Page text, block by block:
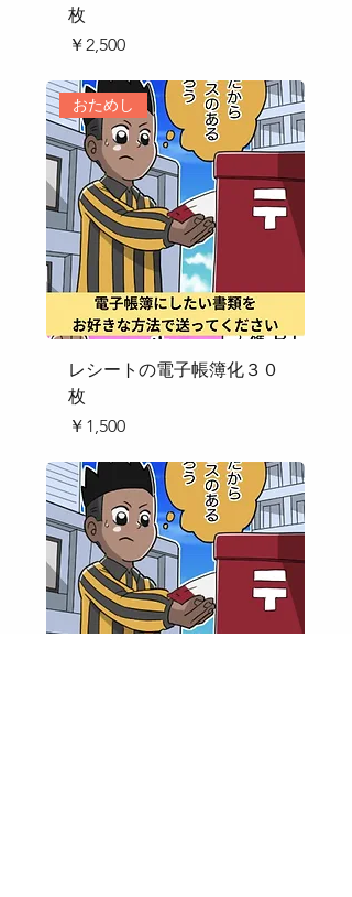
枚
価格
￥2,500
おためし
レシートの電子帳簿化３０
枚
価格
￥1,500